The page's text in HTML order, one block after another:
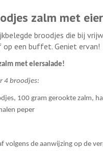
zalm met
broodjes die bij
op een buffet. Geniet ervan!
met eiersalade!
4 broodjes:
100 gram gerookte zalm,
peper
volgens de aanwijzing op de